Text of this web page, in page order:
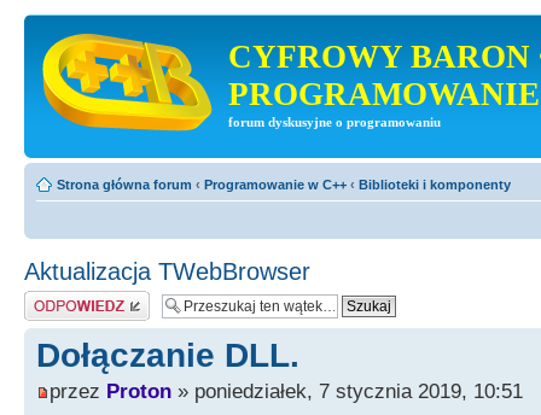
CYFROWY BARON
PROGRAMOWANIE
forum dyskusyjne o programowaniu
Strona główna forum ‹ Programowanie w C++ ‹ Biblioteki i komponenty
Aktualizacja TWebBrowser
Odpowiedz
Dołączanie DLL.
przez Proton » poniedziałek, 7 stycznia 2019, 10:51